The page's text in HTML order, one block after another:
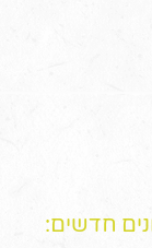
חדשים: